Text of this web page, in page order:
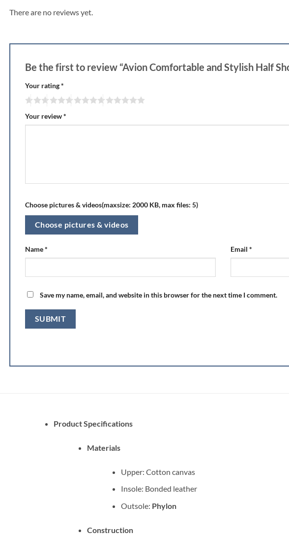
There are no reviews yet.
Be the first to review “Avion Comfortable and Stylish Half
Your rating*
Your review*
Choose pictures & videos(maxsize: 2000 KB, max files: 5)
Choose pictures & videos
Name* Email *
Save my name, email, and website in this browser for the next time I comment.
Product Specifications
Materials
Upper: Cotton canvas
Insole: Bonded leather
Outsole: Phylon
Construction